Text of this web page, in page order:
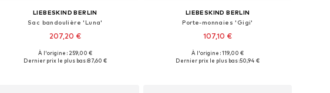
LIEBESKIND BERLIN
Sac bandoulière 'Luna'
207,20 €
Tailles disponibles: One Size
À l'origine : 259,00 €
Dernier prix le plus bas :87,60 €
LIEBESKIND BERLIN
Porte-monnaies 'Gigi'
107,10 €
Tailles disponibles: One Size
À l'origine : 119,00 €
Dernier prix le plus bas :50,94 €